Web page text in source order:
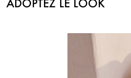
ADOPTEZ LE LOOK